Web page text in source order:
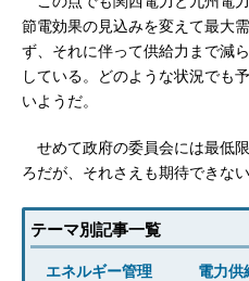
節電効果の見込みを変えて最大
ず、それに伴って供給力まで減
している。どのような状況でも
いようだ。
せめて政府の委員会には最低
ろだが、それさえも期待できな
テーマ別記事一覧
エネルギー管理 電力供